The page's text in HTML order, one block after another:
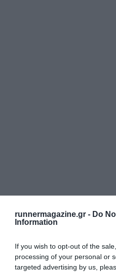
runnermagazine.gr - Do
Information
If you wish to opt-out of the
processing of your personal or
targeted advertising by us,